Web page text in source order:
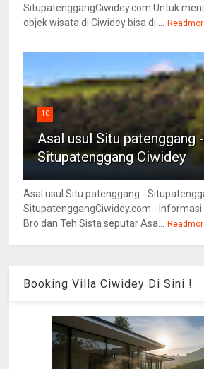
SitupatenggangCiwidey.com Untuk
objek wisata di Ciwidey bisa di ...
10
Asal usul Situ patenggang -
Situpatenggang Ciwidey
Asal usul Situ patenggang -
SitupatenggangCiwidey.com -
Bro dan Teh Sista seputar Asa...
Booking Villa Ciwidey Di Sini !